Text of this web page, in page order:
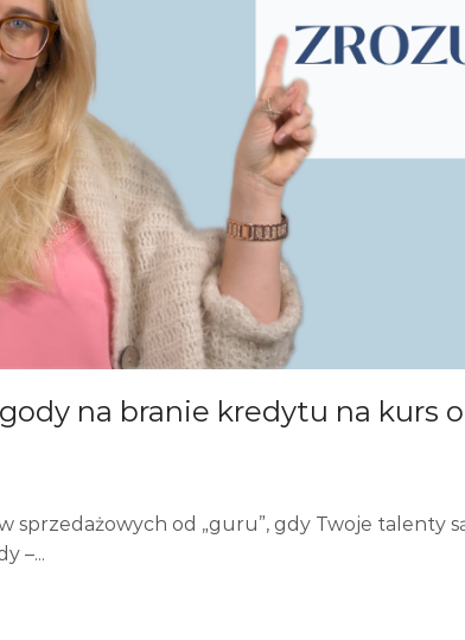
na branie kredytu na kurs
sprzedażowych od „guru”, gdy Twoje talenty
–...